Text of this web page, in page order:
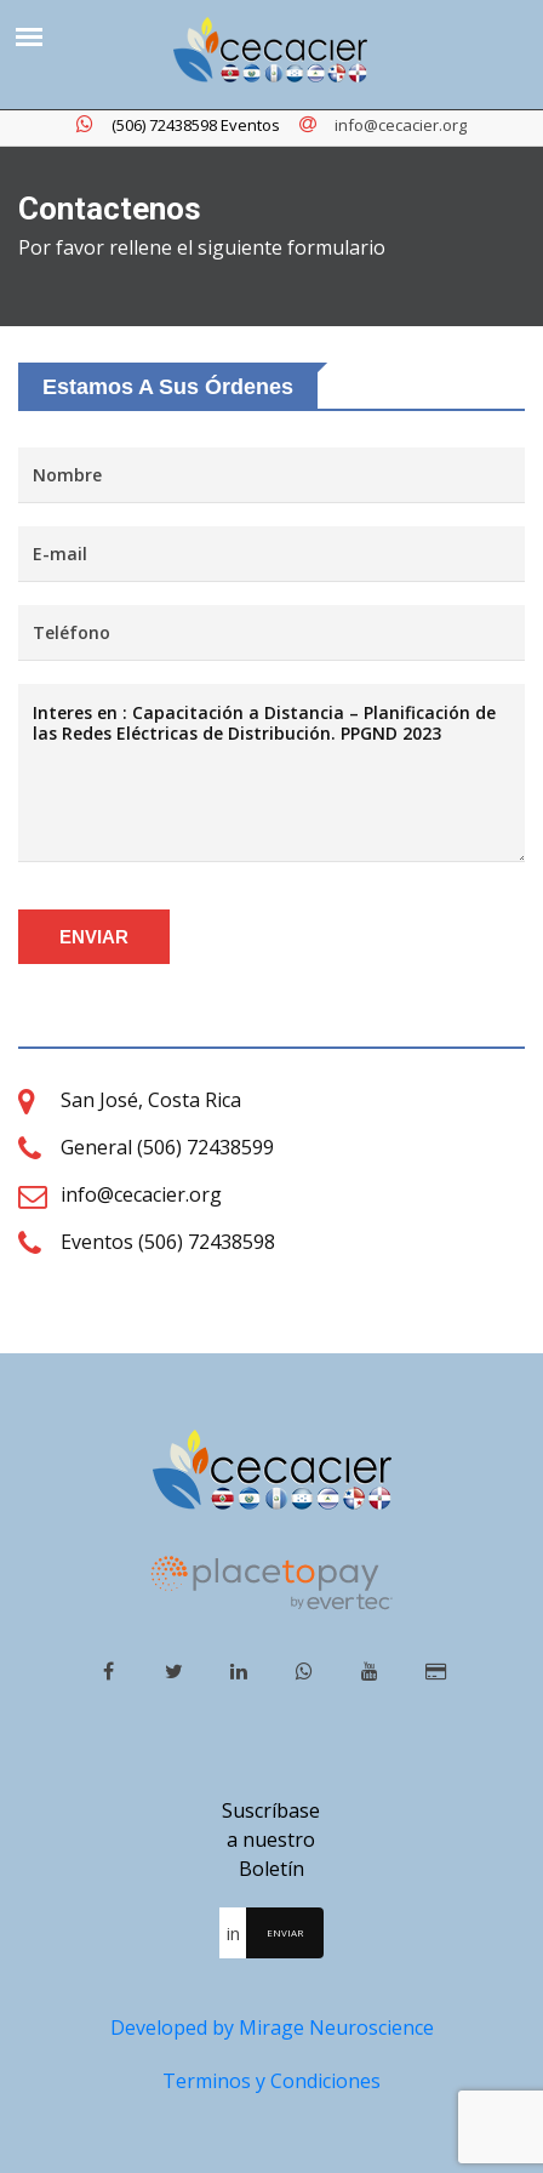
(506) 72438598 Eventos
info@cecacier.org
Contactenos
Por favor rellene el siguiente formulario
Estamos A Sus Órdenes
ENVIAR
San José, Costa Rica
General (506) 72438599
info@cecacier.org
Eventos (506) 72438598
Suscríbase
a nuestro
Boletín
ENVIAR
Developed by Mirage Neuroscience
Terminos y Condiciones